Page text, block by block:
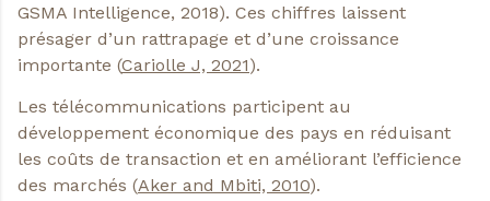
GSMA Intelligence, 2018). Ces chiffres laissent
présager d’un rattrapage et d’une croissance
importante (Cariolle J, 2021).
Les télécommunications participent au
développement économique des pays en réduisant
les coûts de transaction et en améliorant l’efficience
des marchés (Aker and Mbiti, 2010).